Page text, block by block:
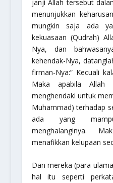
janji Allah tersebut
menunjukkan
mungkin saja ada
kekuasaan (Qudrah)
Nya, dan
kehendak-Nya,
firman-Nya:” Kecuali
Maka apabila Allah
menghendaki untuk
Muhammad) terhadap
ada yang
menghalanginya.
menafikkan kelupaan
Dan mereka (para
hal itu seperti